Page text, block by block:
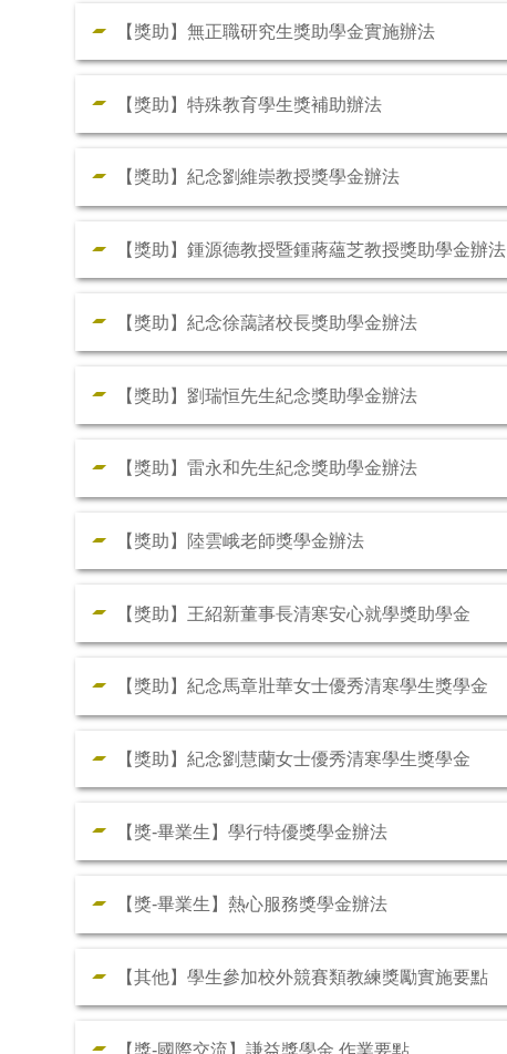
【獎助】無正職研究生獎助學金實施辦法
【獎助】特殊教育學生獎補助辦法
【獎助】紀念劉維崇教授獎學金辦法
【獎助】鍾源德教授暨鍾蔣蘊芝教授獎助學金辦法
【獎助】紀念徐藹諸校長獎助學金辦法
【獎助】劉瑞恒先生紀念獎助學金辦法
【獎助】雷永和先生紀念獎助學金辦法
【獎助】陸雲峨老師獎學金辦法
【獎助】王紹新董事長清寒安心就學獎助學金
【獎助】紀念馬章壯華女士優秀清寒學生獎學金
【獎助】紀念劉慧蘭女士優秀清寒學生獎學金
【獎-畢業生】學行特優獎學金辦法
【獎-畢業生】熱心服務獎學金辦法
【其他】學生參加校外競賽類教練獎勵實施要點
【獎-國際交流】謙益獎學金 作業要點